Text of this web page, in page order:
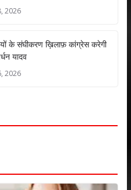
2026
के संघीकरण ख़िलाफ़ कांग्रेस करेगी
यादव
2026